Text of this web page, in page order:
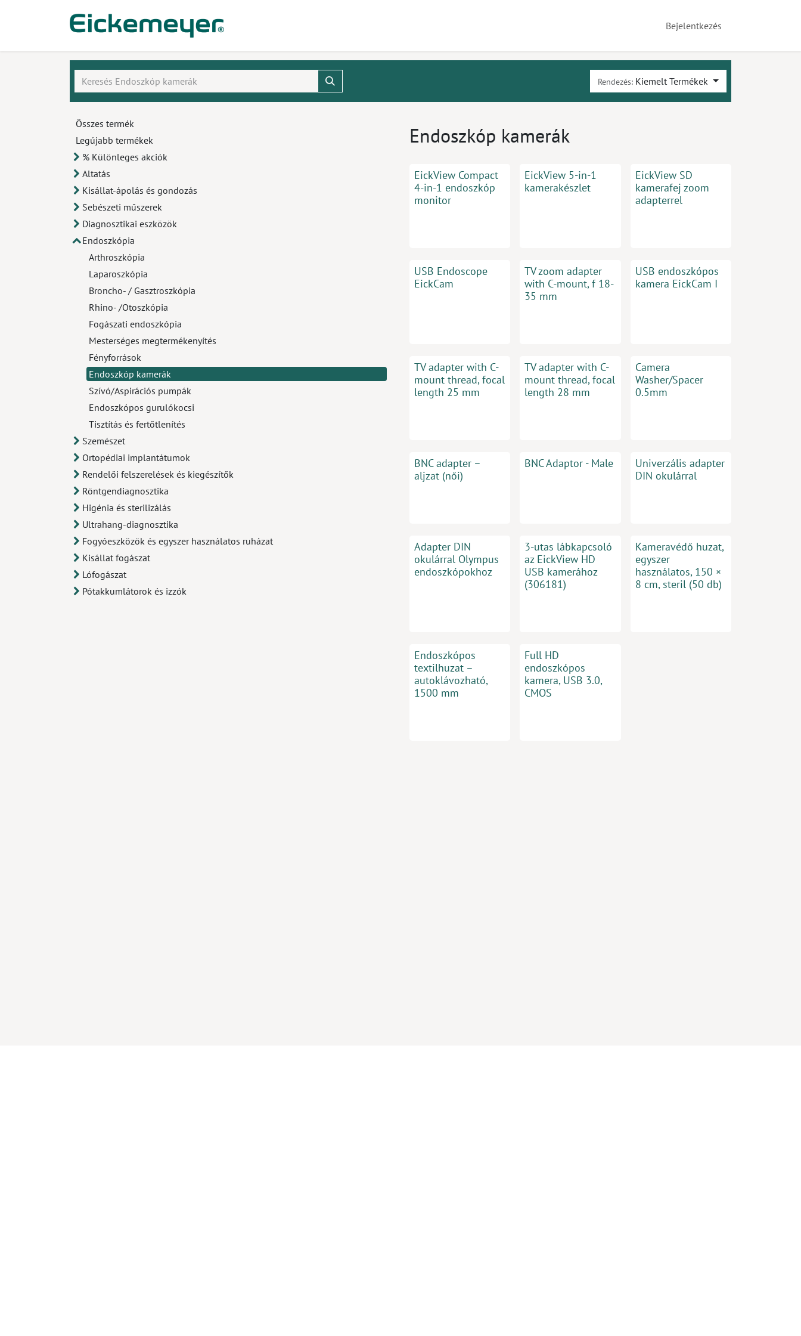
Bejelentkezés
Rendezés: Kiemelt Termékek
Összes termék
Legújabb termékek
% Különleges akciók
Altatás
Kisállat-ápolás és gondozás
Sebészeti műszerek
Diagnosztikai eszközök
Endoszkópia
Arthroszkópia
Laparoszkópia
Broncho- / Gasztroszkópia
Rhino- /Otoszkópia
Fogászati endoszkópia
Mesterséges megtermékenyítés
Fényforrások
Endoszkóp kamerák
Szívó/Aspirációs pumpák
Endoszkópos gurulókocsi
Tisztítás és fertőtlenítés
Szemészet
Ortopédiai implantátumok
Rendelői felszerelések és kiegészítők
Röntgendiagnosztika
Higénia és sterilizálás
Ultrahang-diagnosztika
Fogyóeszközök és egyszer használatos ruházat
Kisállat fogászat
Lófogászat
Pótakkumlátorok és izzók
Endoszkóp kamerák
EickView Compact
4-in-1 endoszkóp
monitor
EickView 5-in-1
kamerakészlet
EickView SD
kamerafej zoom
adapterrel
USB Endoscope
EickCam
TV zoom adapter
with C-mount, f 18-
35 mm
USB endoszkópos
kamera EickCam I
TV adapter with C-
mount thread, focal
length 25 mm
TV adapter with C-
mount thread, focal
length 28 mm
Camera
Washer/Spacer
0.5mm
BNC adapter –
aljzat (női)
BNC Adaptor - Male
Univerzális adapter
DIN okulárral
Adapter DIN
okulárral Olympus
endoszkópokhoz
3-utas lábkapcsoló
az EickView HD
USB kamerához
(306181)
Kameravédő huzat,
egyszer
használatos, 150 ×
8 cm, steril (50 db)
Endoszkópos
textilhuzat –
autoklávozható,
1500 mm
Full HD
endoszkópos
kamera, USB 3.0,
CMOS